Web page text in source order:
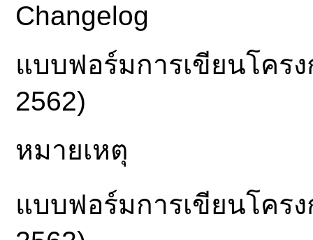
Changelog
แบบฟอร์มการเขียนโคร
2562)
หมายเหตุ
แบบฟอร์มการเขียนโคร